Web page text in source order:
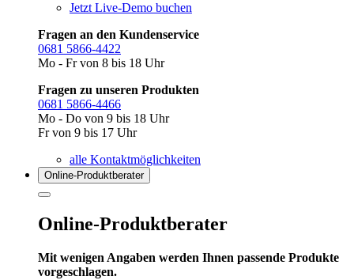
Jetzt Live-Demo buchen
Fragen an den Kundenservice
0681 5866-4422
Mo - Fr von 8 bis 18 Uhr
Fragen zu unseren Produkten
0681 5866-4466
Mo - Do von 9 bis 18 Uhr
Fr von 9 bis 17 Uhr
alle Kontaktmöglichkeiten
Online-Produkt­berater
Online-Produktberater
Mit wenigen Angaben werden Ihnen passende Produkte
vorgeschlagen.